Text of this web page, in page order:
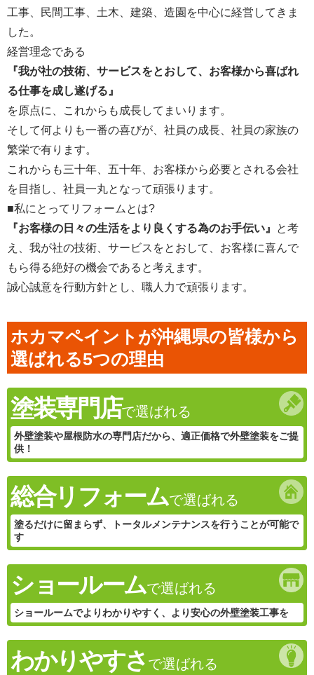
工事、民間工事、土木、建築、造園を中心に経営してきま
した。
経営理念である
『我が社の技術、サービスをとおして、お客様から喜ばれ
る仕事を成し遂げる』
を原点に、これからも成長してまいります。
そして何よりも一番の喜びが、社員の成長、社員の家族の
繁栄で有ります。
これからも三十年、五十年、お客様から必要とされる会社
を目指し、社員一丸となって頑張ります。
■私にとってリフォームとは?
『お客様の日々の生活をより良くする為のお手伝い』
と考
え、我が社の技術、サービスをとおして、お客様に喜んで
もら得る絶好の機会であると考えます。
誠心誠意を行動方針とし、職人力で頑張ります。
ホカマペイントが沖縄県の皆様から
選ばれる5つの理由
塗装専門店で選ばれる
外壁塗装や屋根防水の専門店だから、適正価格で外壁塗装をご提
供！
総合リフォームで選ばれる
塗るだけに留まらず、トータルメンテナンスを行うことが可能で
す
ショールームで選ばれる
ショールームでよりわかりやすく、より安心の外壁塗装工事を
わかりやすさ で選ばれる